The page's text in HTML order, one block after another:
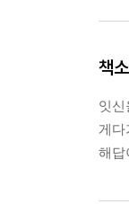
책
잇
게
해답